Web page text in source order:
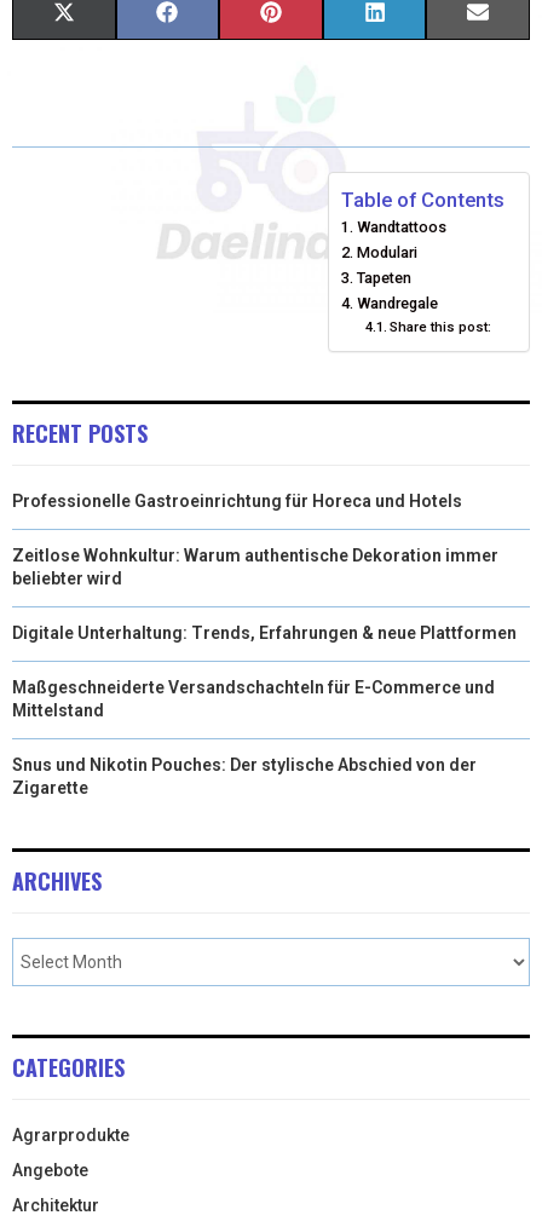
W
)
E
O
N
T
R
K
D
I
N
I
Table of Contents
Wandtattoos
Modulari
Tapeten
Wandregale
Share this post:
RECENT POSTS
Professionelle Gastroeinrichtung für Horeca und Hotels
Zeitlose Wohnkultur: Warum authentische Dekoration immer
beliebter wird
Digitale Unterhaltung: Trends, Erfahrungen & neue Plattformen
Maßgeschneiderte Versandschachteln für E-Commerce und
Mittelstand
Snus und Nikotin Pouches: Der stylische Abschied von der
Zigarette
ARCHIVES
CATEGORIES
Agrarprodukte
Angebote
Architektur